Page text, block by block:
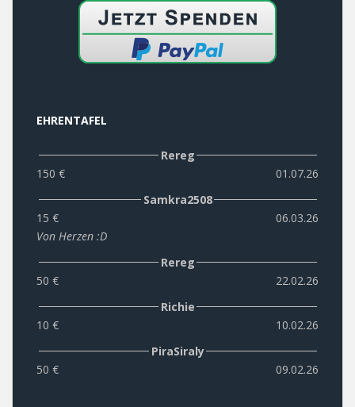
EHRENTAFEL
Rereg
150 €
01.07.26
Samkra2508
15 €
06.03.26
Von Herzen :D
Rereg
50 €
22.02.26
Richie
10 €
10.02.26
PiraSiraly
50 €
09.02.26